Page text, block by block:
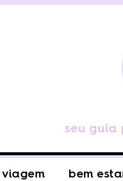
viagem bem